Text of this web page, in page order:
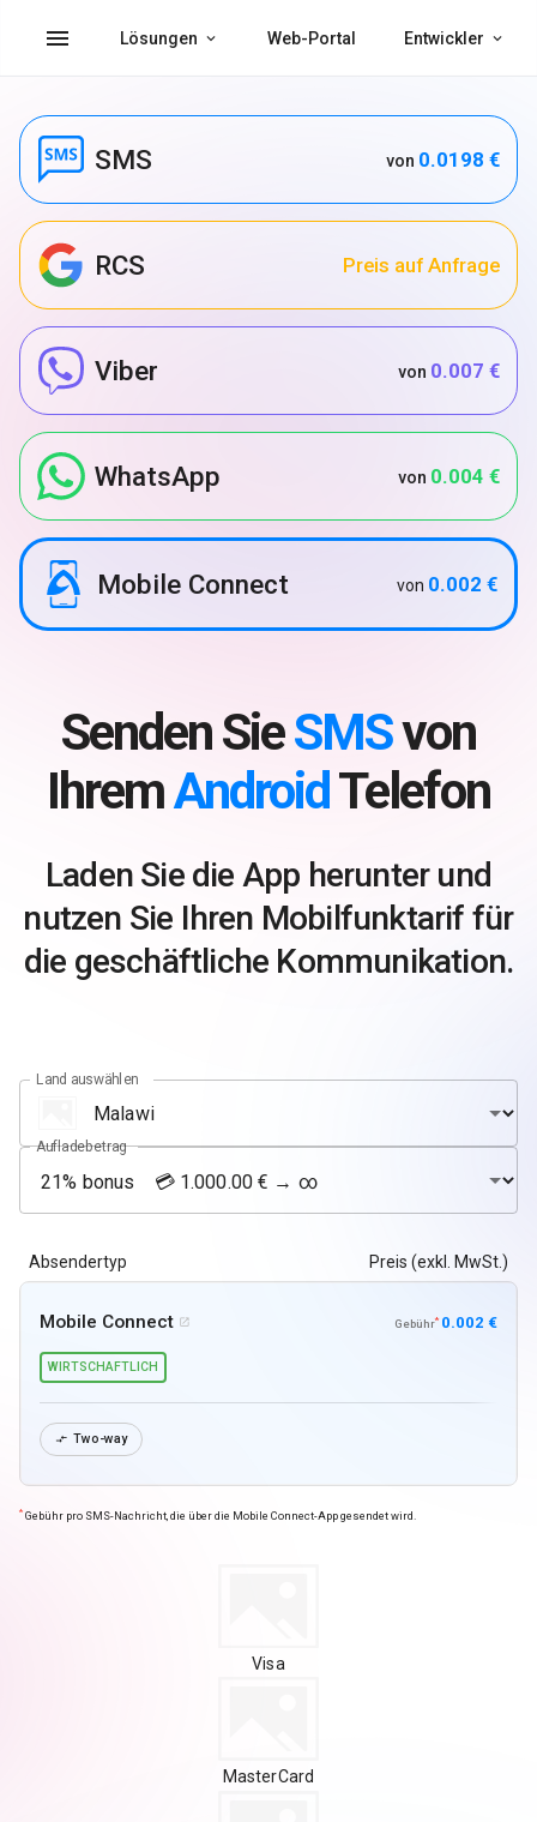
menu Lösungen Web-Portal Entwickler
SMS von 0.0198 €
RCS Preis auf Anfrage
Viber von 0.007 €
WhatsApp von 0.004 €
Mobile Connect von 0.002 €
Senden SieSMSvon
IhremAndroid Telefon
Laden Sie die App herunter und
nutzen Sie Ihren Mobilfunktarif für
die geschäftliche Kommunikation.
Land auswählen
Aufladebetrag
Absendertyp Preis (exkl. MwSt.)
Mobile Connect  Gebühr* 0.002 €
WIRTSCHAFTLICH
 Two-way
* Gebühr pro SMS-Nachricht, die über die Mobile Connect-App gesendet wird.
Visa
MasterCard